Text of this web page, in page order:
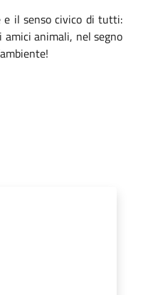
e il senso civico di tutti:
amici animali, nel segno